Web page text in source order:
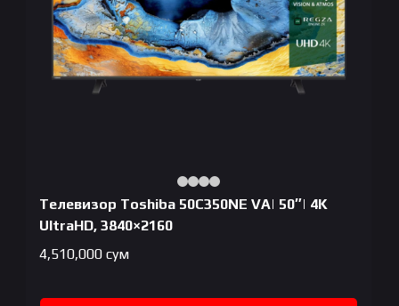
Телевизор Toshiba 50C350NE VA| 50″| 4K
UltraHD, 3840×2160
4,510,000 сум